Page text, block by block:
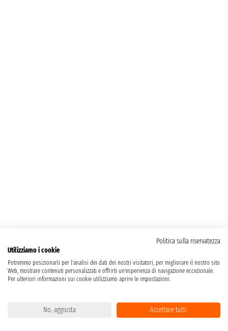
Politica sulla riservatezza
Utilizziamo i cookie
Potremmo posizionarli per l'analisi dei dati dei nostri visitatori, per migliorare il nostro sito
Web, mostrare contenuti personalizzati e offrirti un'esperienza di navigazione eccezionale.
Per ulteriori informazioni sui cookie utilizziamo aprire le impostazioni.
No, aggiusta Accettare tutti